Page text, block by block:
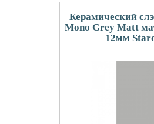
Керамический
Mono Grey Matt
12мм